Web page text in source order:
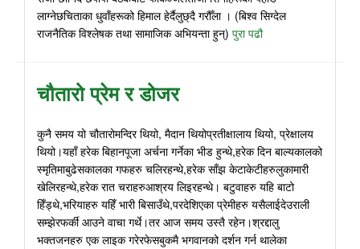
लाग्नेछचिताका धुवाँहरूको हिमाल हेर्दैलुछ्दै गरौँला । (बिश्व सिग्देल
राजनैतिक विश्लेषक तथा सामाजिक अभियन्ता हुन्) पुरा पढौ
चौतारो प्रेम र डोजर
कुनै समय यो चौतारोमन्दिर थियो, मैदान थियोप्रतीक्षालाय थियो, प्रेक्षालय
थियो।यहाँ हरेक बिहानपूजा अर्चना गर्नेका भीड हुन्थे,हरेक दिन बाल्यकालको
स्मृतिमाबुढेसकालका गफहरु चलिरहन्थे,हरेक साँझ केटाकेटीहरुलुकामारी
खेलिरहन्थे,हरेक रात चराहरुआश्रय लिइरहन्थे। बटुवाहरु यहि बाटो
हिँड्थे,भरियाहरु यहिँ भारी बिसाउँथे,परदेशिएका प्रेमीहरु यसैलाईदेउराली
सम्झेरफर्की आउने वाचा गर्थे।तर आज समय उस्तै रहेन।श्रद्दालु
भक्तजनहरु एक लाइक गरेरफेसबुकमै भगवानको दर्शन गर्न थालेका